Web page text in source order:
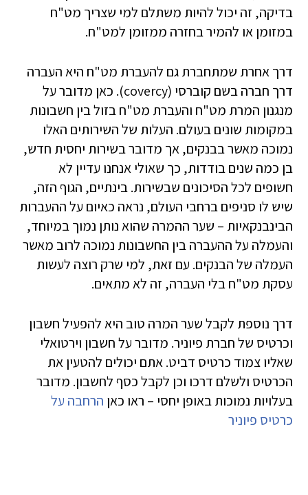
בדיקה, זה יכול להיות משתלם למי שצריך מט"ח
במזומן או להמיר בחזרה ממזומן למט"ח.
דרך אחרת שמתחברת גם להעברת מט"ח היא העברה
דרך חברה בשם קוברסי (covercy). כאן מדובר על
מנגנון המרת מט"ח והעברת מט"ח בזול בין חשבונות
במקומות שונים בעולם. העלות של השירותים האלו
נמוכה מאשר בבנקים, אך מדובר בשירות יחסית חדש,
בן כמה שנים בודדות, כך שאולי אנחנו עדיין לא
חשופים לכל הסיכונים שבשירות. בינתיים, הגוף הזה,
שיש לו סניפים ברחבי העולם, נראה כאיום על ההעברות
הבינבנקאיות – שער ההמרה שהוא נותן נמוך במיוחד,
והעמלה על ההעברה בין החשבונות נמוכה לרוב מאשר
העמלה של הבנקים. עם זאת, למי שרק רוצה לעשות
עסקת מט"ח בלי העברה, זה לא מתאים.
דרך נוספת לקבל שער המרה טוב היא להפעיל חשבון
וכרטיס של חברת פיוניר. מדובר על חשבון וירטואלי
שאליו צמוד כרטיס דביט. אתם יכולים להטעין את
הכרטיס ולשלם דרכו וכן לקבל כסף לחשבון. מדובר
בעלויות נמוכות באופן יחסי – ראו כאן הרחבה על
כרטיס פיוניר